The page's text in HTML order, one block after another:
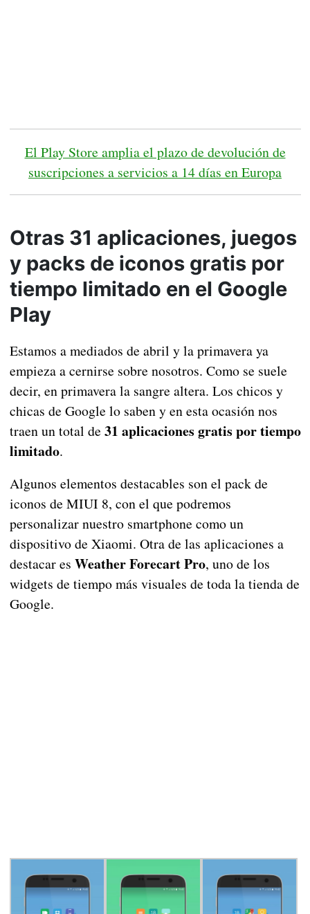
El Play Store amplia el plazo de devolución de
suscripciones a servicios a 14 días en Europa
Otras 31 aplicaciones, juegos
y packs de iconos gratis por
tiempo limitado en el Google
Play
Estamos a mediados de abril y la primavera ya
empieza a cernirse sobre nosotros. Como se suele
decir, en primavera la sangre altera. Los chicos y
chicas de Google lo saben y en esta ocasión nos
traen un total de 31 aplicaciones gratis por tiempo
limitado.
Algunos elementos destacables son el pack de
iconos de MIUI 8, con el que podremos
personalizar nuestro smartphone como un
dispositivo de Xiaomi. Otra de las aplicaciones a
destacar es Weather Forecart Pro, uno de los
widgets de tiempo más visuales de toda la tienda de
Google.